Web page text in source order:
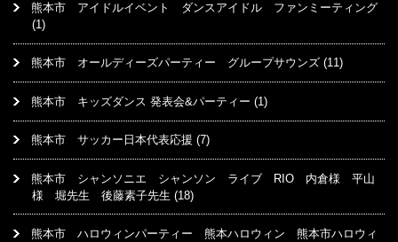
熊本市 アイドルイベント ダンスアイドル ファンミーティング
(1)
熊本市 オールディーズパーティー グループサウンズ (11)
熊本市 キッズダンス 発表会&パーティー (1)
熊本市 サッカー日本代表応援 (7)
熊本市 シャンソニエ シャンソン ライブ RIO 内倉様 平山
様 堀先生 後藤素子先生 (18)
熊本市 ハロウィンパーティー 熊本ハロウィン 熊本市ハロウィ